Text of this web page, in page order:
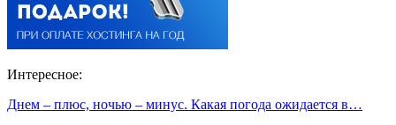
Интересное:
Днем – плюс, ночью – минус. Какая погода ожидается в…